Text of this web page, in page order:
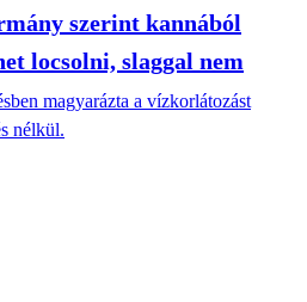
szerint kannából
locsolni, slaggal nem
magyarázta a vízkorlátozást
nélkül.